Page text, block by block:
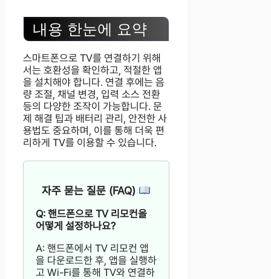
내용 한눈에 요약
스마트폰으로 TV를 연결하기 위해
서는 호환성을 확인하고, 적절한 앱
을 설치해야 합니다. 연결 후에는 음
량 조절, 채널 변경, 입력 소스 전환
등의 다양한 조작이 가능합니다. 문
제 해결 팁과 배터리 관리, 안전한 사
용법도 중요하며, 이를 통해 더욱 편
리하게 TV를 이용할 수 있습니다.
자주 묻는 질문 (FAQ)
Q: 핸드폰으로 TV 리모컨을
어떻게 설정하나요?
A: 핸드폰에서 TV 리모컨 앱
을 다운로드한 후, 앱을 실행하
고 Wi-Fi를 통해 TV와 연결하